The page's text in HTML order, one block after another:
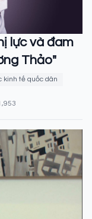
lực và đam
Thảo"
kinh tế quốc dân